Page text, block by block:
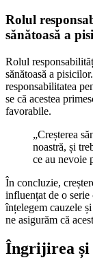
Rolul
sănătoasă a
Rolul
sănătoasă a
responsabilitatea
se că acestea
favorabile.
„Creșterea
noastră, și
ce au nevoie
În concluzie,
influențat de o
înțelegem cauzele
ne asigurăm că
Îngrijirea și